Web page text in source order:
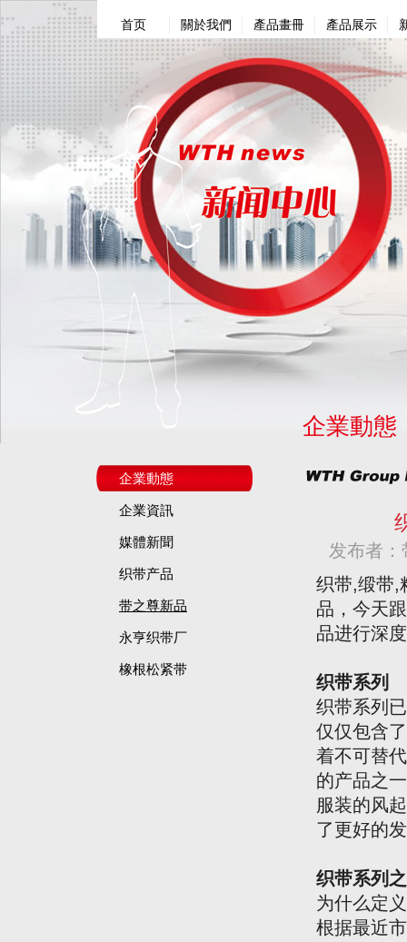
首页 關於我們 產品畫冊 產品展示
企業動態
企業動態
企業資訊
媒體新聞
织带产品
带之尊新品
永亨织带厂
橡根松紧带
发布者
织带,缎带,
品，今天
品进行深
织带系列
织带系列
仅仅包含
着不可替
的产品之
服装的风
了更好的
织带系列
为什么定
根据最近